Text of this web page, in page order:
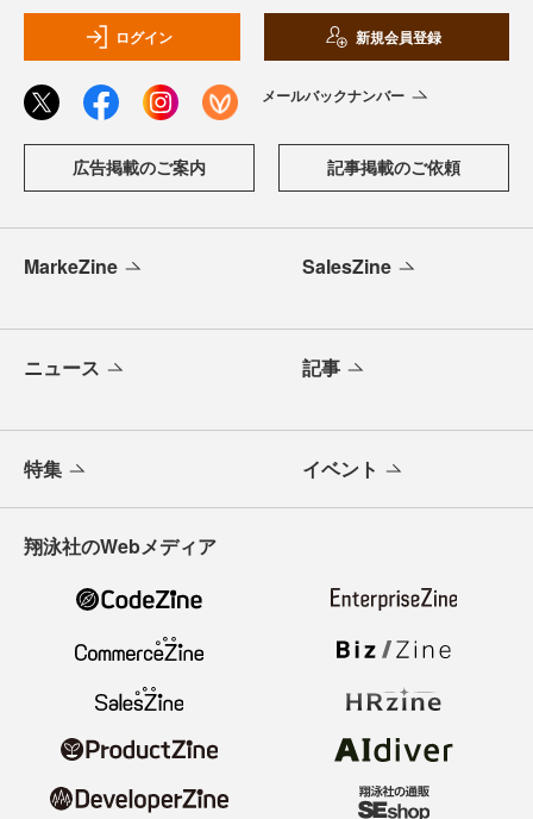
ログイン 新規会員登録
メールバックナンバー
広告掲載のご案内 記事掲載のご依頼
MarkeZine SalesZine
ニュース 記事
特集 イベント
翔泳社のWebメディア